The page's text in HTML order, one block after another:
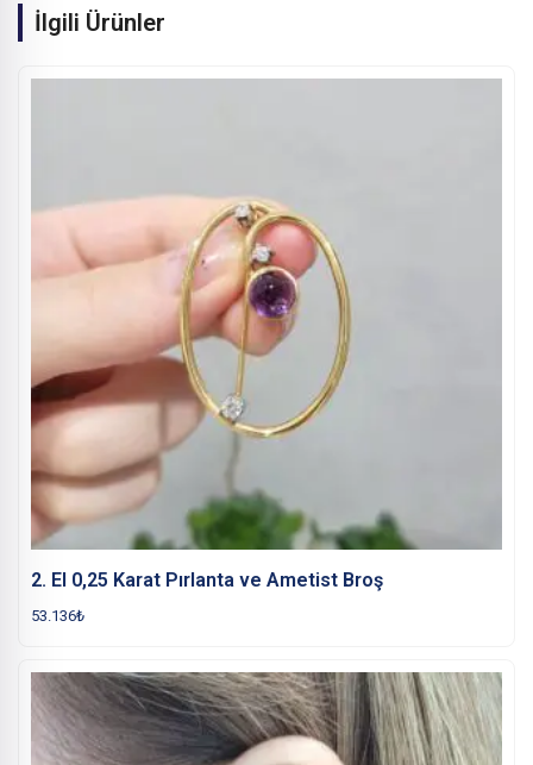
İlgili Ürünler
2. El 0,25 Karat Pırlanta ve Ametist Broş
53.136₺